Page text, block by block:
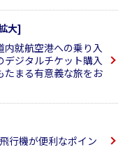
大]
就航空港への乗り入
デジタルチケット購入
たまる有意義な旅をお
行機が便利なポイン